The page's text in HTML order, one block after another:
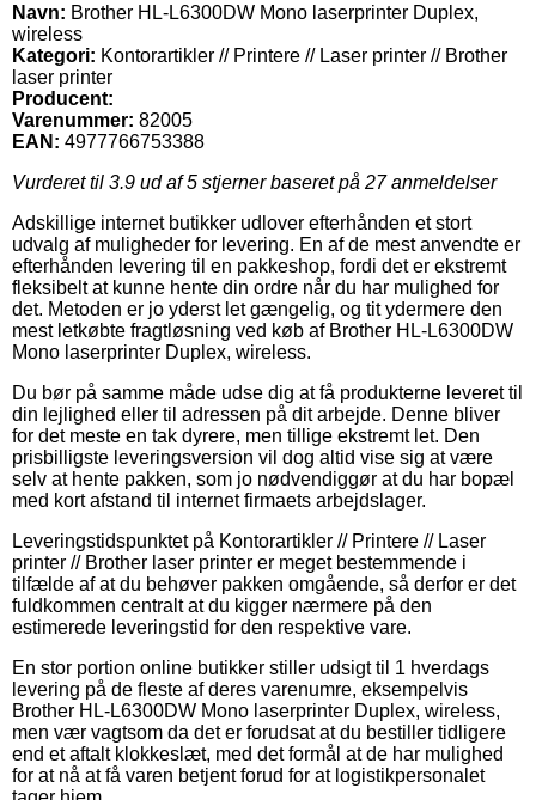
Navn: Brother HL-L6300DW Mono laserprinter Duplex,
wireless
Kategori: Kontorartikler // Printere // Laser printer // Brother
laser printer
Producent:
Varenummer: 82005
EAN: 4977766753388
Vurderet til 3.9 ud af 5 stjerner baseret på 27anmeldelser
Adskillige internet butikker udlover efterhånden et stort
udvalg af muligheder for levering. En af de mest anvendte er
efterhånden levering til en pakkeshop, fordi det er ekstremt
fleksibelt at kunne hente din ordre når du har mulighed for
det. Metoden er jo yderst let gængelig, og tit ydermere den
mest letkøbte fragtløsning ved køb af Brother HL-L6300DW
Mono laserprinter Duplex, wireless.
Du bør på samme måde udse dig at få produkterne leveret til
din lejlighed eller til adressen på dit arbejde. Denne bliver
for det meste en tak dyrere, men tillige ekstremt let. Den
prisbilligste leveringsversion vil dog altid vise sig at være
selv at hente pakken, som jo nødvendiggør at du har bopæl
med kort afstand til internet firmaets arbejdslager.
Leveringstidspunktet på Kontorartikler // Printere // Laser
printer // Brother laser printer er meget bestemmende i
tilfælde af at du behøver pakken omgående, så derfor er det
fuldkommen centralt at du kigger nærmere på den
estimerede leveringstid for den respektive vare.
En stor portion online butikker stiller udsigt til 1 hverdags
levering på de fleste af deres varenumre, eksempelvis
Brother HL-L6300DW Mono laserprinter Duplex, wireless,
men vær vagtsom da det er forudsat at du bestiller tidligere
end et aftalt klokkeslæt, med det formål at de har mulighed
for at nå at få varen betjent forud for at logistikpersonalet